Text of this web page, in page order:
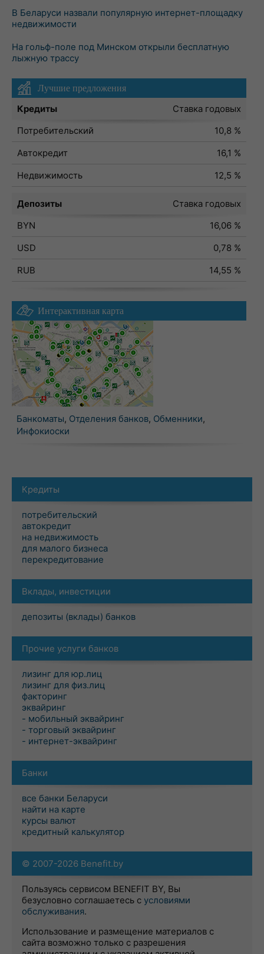
В Беларуси назвали популярную интернет-площадку
недвижимости
На гольф-поле под Минском открыли бесплатную
лыжную трассу
Лучшие предложения
Кредиты
Ставка годовых
Потребительский
10,8 %
Автокредит
16,1 %
Недвижимость
12,5 %
Депозиты
Ставка годовых
BYN
16,06 %
USD
0,78 %
RUB
14,55 %
Интерактивная карта
Банкоматы, Отделения банков, Обменники,
Инфокиоски
Кредиты
потребительский
автокредит
на недвижимость
для малого бизнеса
перекредитование
Вклады, инвестиции
депозиты (вклады) банков
Прочие услуги банков
лизинг для юр.лиц
лизинг для физ.лиц
факторинг
эквайринг
- мобильный эквайринг
- торговый эквайринг
- интернет-эквайринг
Банки
все банки Беларуси
найти на карте
курсы валют
кредитный калькулятор
© 2007-2026 Benefit.by
Пользуясь сервисом BENEFIT BY, Вы
безусловно соглашаетесь с условиями
обслуживания.
Использование и размещение материалов с
сайта возможно только с разрешения